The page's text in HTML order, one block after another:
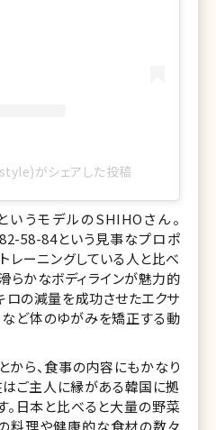
がシェアした投稿
うモデルのSHIHOさん。
58-84という見事なプロポ
レーニングしている人と比べ
らかなボディラインが魅力的
ロの減量を成功させたエクサ
など体のゆがみを矯正する動
から、食事の内容にもかなり
はご主人に縁がある韓国に拠
。日本と比べると大量の野菜
料理や健康的な食材の数々